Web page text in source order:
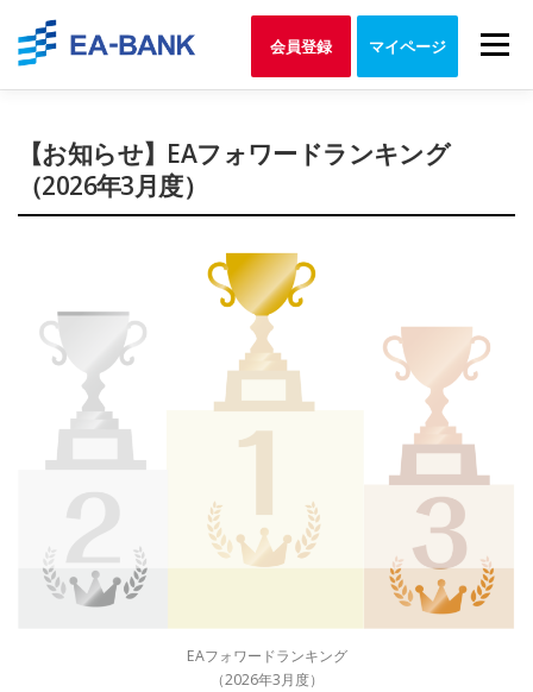
content
Menu
会員登録 マイページ
【お知らせ】EAフォワードランキング
（2026年3月度）
EAフォワードランキング
（2026年3月度）